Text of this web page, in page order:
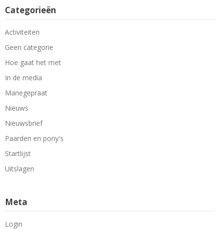
Categorieën
Activiteiten
Geen categorie
Hoe gaat het met
In de media
Manegepraat
Nieuws
Nieuwsbrief
Paarden en pony's
Startlijst
Uitslagen
Meta
Login